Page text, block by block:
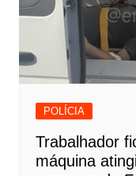
POLÍCIA
Trabalhador
máquina